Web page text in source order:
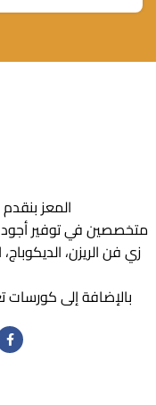
المعز
متخصصين في توفير أجود
زي فن الريزن،
بالإضافة إلى كورسات